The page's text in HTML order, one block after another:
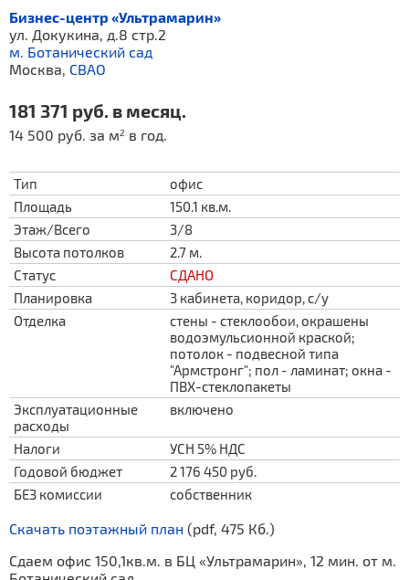
Бизнес-центр «Ультрамарин»
ул. Докукина, д.8 стр.2
м. Ботанический сад
Москва, СВАО
181 371 руб. в месяц.
14 500 руб. за м2 в год.
Тип
офис
Площадь
150.1 кв.м.
Этаж/Всего
3/8
Высота потолков
2.7 м.
Статус
СДАНО
Планировка
3 кабинета, коридор, с/у
Отделка
стены - стеклообои, окрашены
водоэмульсионной краской;
потолок - подвесной типа
"Армстронг"; пол - ламинат; окна -
ПВХ-стеклопакеты
Эксплуатационные
расходы
включено
Налоги
УСН 5% НДС
Годовой бюджет
2 176 450 руб.
БЕЗ комиссии
собственник
Скачать поэтажный план (pdf, 475 Кб.)
Сдаем офис 150,1кв.м. в БЦ «Ультрамарин», 12 мин. от м.